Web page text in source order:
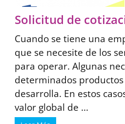
Solicitud de
Cuando se tiene una
que se necesite de los
para operar. Algunas
determinados
desarrolla. En estos
valor global de ...